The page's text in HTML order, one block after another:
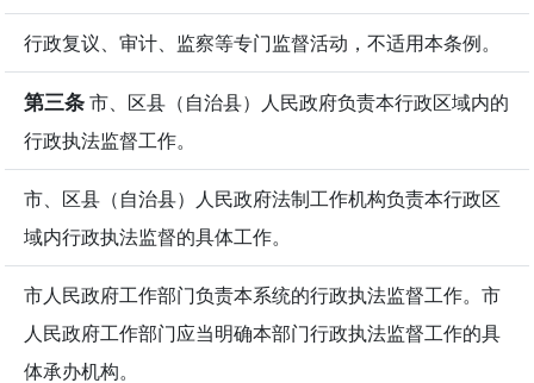
行政复议、审计、监察等专门监督活动，不适用本条例。
第三条市、区县（自治县）人民政府负责本行政区域内的
行政执法监督工作。
市、区县（自治县）人民政府法制工作机构负责本行政区
域内行政执法监督的具体工作。
市人民政府工作部门负责本系统的行政执法监督工作。市
人民政府工作部门应当明确本部门行政执法监督工作的具
体承办机构。